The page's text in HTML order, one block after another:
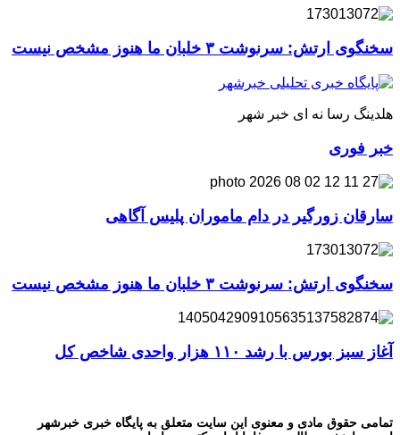
سخنگوی ارتش: سرنوشت ۳ خلبان ما هنوز مشخص نیست
هلدینگ رسا نه ای خبر شهر
خبر فوری
سارقان زورگیر در دام ماموران پلیس آگاهی
سخنگوی ارتش: سرنوشت ۳ خلبان ما هنوز مشخص نیست
آغاز سبز بورس با رشد ۱۱۰ هزار واحدی شاخص کل
تمامی حقوق مادی و معنوی این سایت متعلق به پایگاه خبری خبرشهر